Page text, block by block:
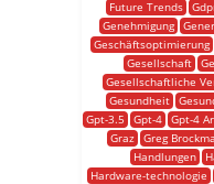
Future Trends
Genehmigung
Geschäftsoptimierung
Gesellschaft
Gesellschaftliche
Gesundheit
Gpt-3.5
Gpt-4 Gpt-4
Graz Greg
Handlungen
Hardware-technologie